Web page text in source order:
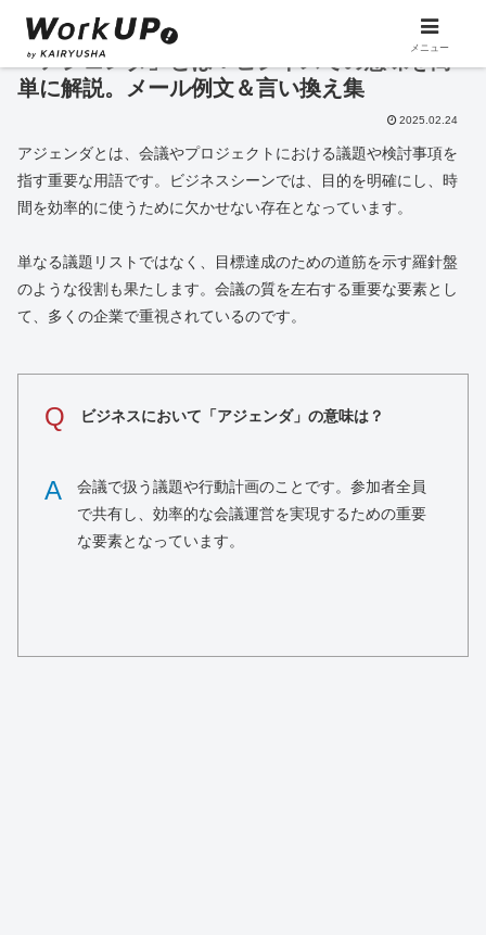
「アジェンダ」とは？ビジネスでの意味を簡
単に解説。メール例文＆言い換え集
2025.02.24
アジェンダとは、会議やプロジェクトにおける議題や検討事項を
指す重要な用語です。ビジネスシーンでは、目的を明確にし、時
間を効率的に使うために欠かせない存在となっています。
単なる議題リストではなく、目標達成のための道筋を示す羅針盤
のような役割も果たします。会議の質を左右する重要な要素とし
て、多くの企業で重視されているのです。
Q ビジネスにおいて「アジェンダ」の意味は？
A
会議で扱う議題や行動計画のことです。参加者全員
で共有し、効率的な会議運営を実現するための重要
な要素となっています。
メニュー